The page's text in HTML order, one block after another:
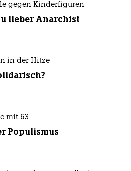
gegen Kinderfiguren
lieber Anarchist
in der Hitze
mit 63
Populismus